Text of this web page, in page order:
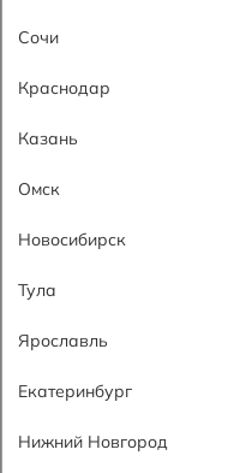
Сочи
Краснодар
Казань
Омск
Новосибирск
Тула
Ярославль
Екатеринбург
Нижний Новгород